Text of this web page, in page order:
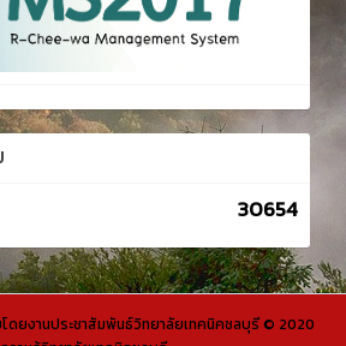
30654
ดยงานประชาสัมพันธ์วิทยาลัยเทคนิคชลบุรี © 2020